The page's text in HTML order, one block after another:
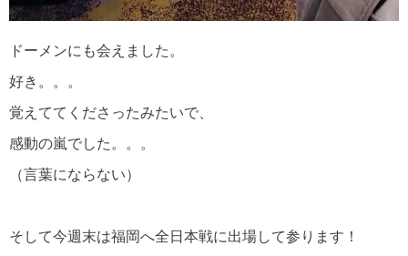
ドーメンにも会えました。
好き。。。
覚えててくださったみたいで、
感動の嵐でした。。。
（言葉にならない）
そして今週末は福岡へ全日本戦に出場して参ります！